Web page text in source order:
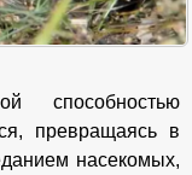
способностью
превращаясь в
насекомых,